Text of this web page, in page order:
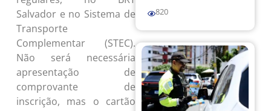
Salvador e no Sistema de
Transporte
Complementar (STEC).
Não será necessária
apresentação de
comprovante de
inscrição, mas o cartão
820